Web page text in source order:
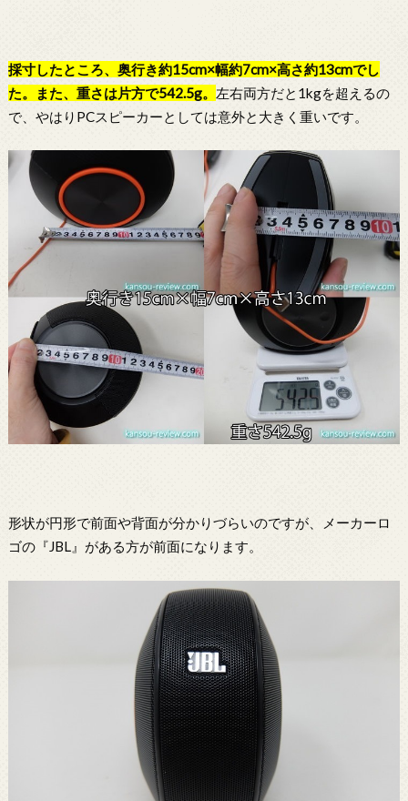
採寸したところ、奥行き約15cm×幅約7cm×高さ約13cmでし
た。また、重さは片方で542.5g。 左右両方だと1kgを超えるの
で、やはりPCスピーカーとしては意外と大きく重いです。
形状が円形で前面や背面が分かりづらいのですが、メーカーロ
ゴの『JBL』がある方が前面になります。